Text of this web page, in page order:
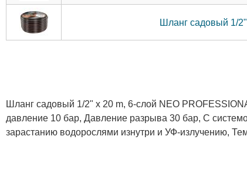
Шланг садовый 1/
Шланг садовый 1/2" x 20 m, 6-слой NEO
давление 10 бар, Давление разрыва 30 бар, С
зарастанию водорослями изнутри и УФ-излучению,